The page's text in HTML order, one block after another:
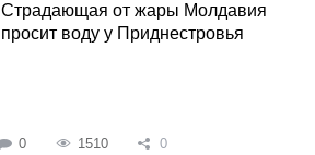
Страдающая от жары Молдавия
просит воду у Приднестровья
0 1510 0